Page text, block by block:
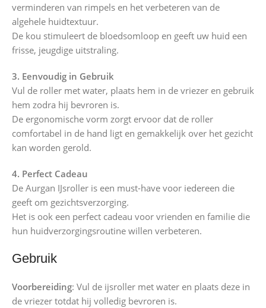
verminderen van rimpels en het verbeteren van de
algehele huidtextuur.
De kou stimuleert de bloedsomloop en geeft uw huid een
frisse, jeugdige uitstraling.
3. Eenvoudig in Gebruik
Vul de roller met water, plaats hem in de vriezer en gebruik
hem zodra hij bevroren is.
De ergonomische vorm zorgt ervoor dat de roller
comfortabel in de hand ligt en gemakkelijk over het gezicht
kan worden gerold.
4. Perfect Cadeau
De Aurgan IJsroller is een must-have voor iedereen die
geeft om gezichtsverzorging.
Het is ook een perfect cadeau voor vrienden en familie die
hun huidverzorgingsroutine willen verbeteren.
Gebruik
Voorbereiding: Vul de ijsroller met water en plaats deze in
de vriezer totdat hij volledig bevroren is.